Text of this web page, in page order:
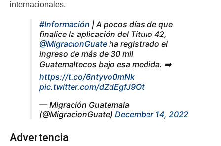
internacionales.
#Información | A pocos días de que
finalice la aplicación del Titulo 42,
@MigracionGuate ha registrado el
ingreso de más de 30 mil
Guatemaltecos bajo esa medida. ➡️
https://t.co/6ntyvo0mNk
pic.twitter.com/dZdEgfJ9Ot
— Migración Guatemala
(@MigracionGuate) December 14, 2022
Advertencia